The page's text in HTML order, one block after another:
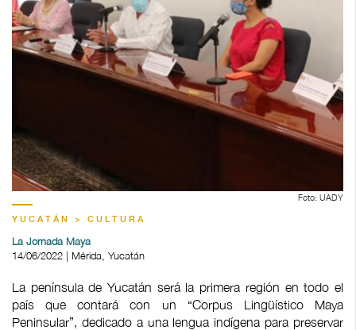
Foto: UADY
YUCATÁN > CULTURA
La Jornada Maya
14/06/2022 | Mérida, Yucatán
La península de Yucatán será la primera región en todo el
país que contará con un “Corpus Lingüístico Maya
Peninsular”, dedicado a una lengua indígena para preservar